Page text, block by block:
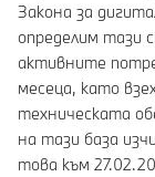
Закона за
определим тази
активните
месеца, като
техническата
на тази база
това към